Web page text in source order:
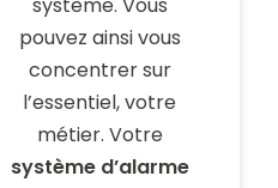
pouvez ainsi vous
concentrer sur
l’essentiel, votre
métier. Votre
système d’alarme